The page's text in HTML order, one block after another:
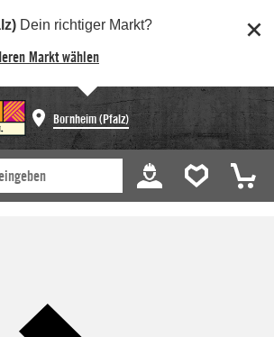
Dein richtiger Markt?
Markt wählen
Bornheim (Pfalz)